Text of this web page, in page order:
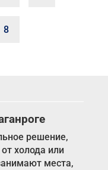
8
решение,
холода или
места,